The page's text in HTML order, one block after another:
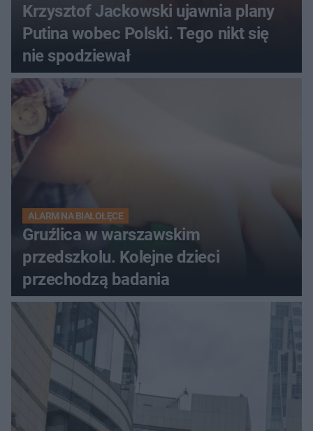
Krzysztof Jackowski ujawnia plany
Putina wobec Polski. Tego nikt się
nie spodziewał
ALARM NA BIAŁOŁĘCE
Gruźlica w warszawskim
przedszkolu. Kolejne dzieci
przechodzą badania